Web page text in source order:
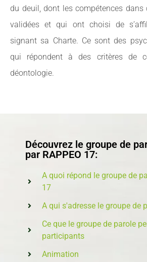
du deuil, dont les compétences
validées et qui ont choisi de
signant sa Charte. Ce sont des
qui répondent à des critères de
déontologie.
Découvrez le groupe de
par RAPPEO 17:
A quoi répond le groupe de
17
A qui s'adresse le groupe de
Ce que le groupe de parole
participants
Animation